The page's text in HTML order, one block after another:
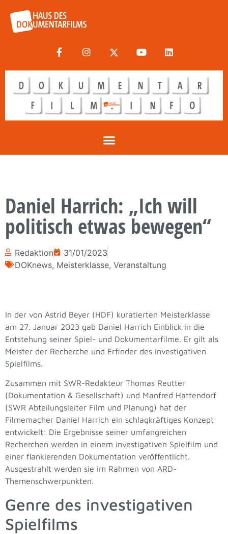
Daniel Harrich: „Ich will
politisch etwas bewegen“
Redaktion
31/01/2023
DOKnews, Meisterklasse, Veranstaltung
In der von Astrid Beyer (HDF) kuratierten Meisterklasse
am 27. Januar 2023 gab Daniel Harrich Einblick in die
Entstehung seiner Spiel- und Dokumentarfilme. Er gilt als
Meister der Recherche und Erfinder des investigativen
Spielfilms.
Zusammen mit SWR-Redakteur Thomas Reutter
(Dokumentation & Gesellschaft) und Manfred Hattendorf
(SWR Abteilungsleiter Film und Planung) hat der
Filmemacher Daniel Harrich ein schlagkräftiges Konzept
entwickelt: Die Ergebnisse seiner umfangreichen
Recherchen werden in einem investigativen Spielfilm und
einer flankierenden Dokumentation veröffentlicht.
Ausgestrahlt werden sie im Rahmen von ARD-
Themenschwerpunkten.
Genre des investigativen
Spielfilms